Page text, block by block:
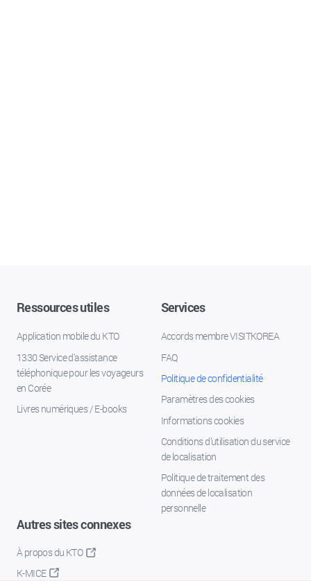
Ressources utiles
Application mobile du KTO
1330 Service d'assistance
téléphonique pour les voyageurs
en Corée
Livres numériques / E-books
Services
Accords membre VISITKOREA
FAQ
Politique de confidentialité
Paramètres des cookies
Informations cookies
Conditions d’utilisation du service
de localisation
Politique de traitement des
données de localisation
personnelle
Autres sites connexes
À propos du KTO
K-MICE